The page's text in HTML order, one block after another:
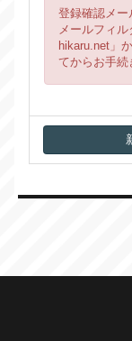
登録確認メー
メールフィ
hikaru.net」
てからお手続